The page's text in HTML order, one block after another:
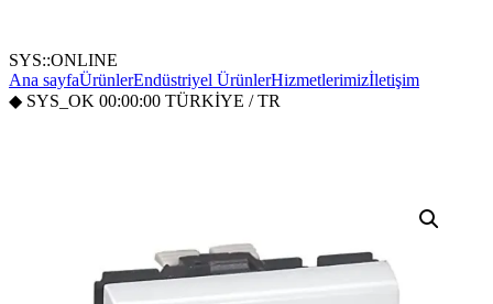
SYS::ONLINE
Ana sayfaÜrünlerEndüstriyel ÜrünlerHizmetlerimizİletişim
◆ SYS_OK 00:00:00 TÜRKİYE / TR